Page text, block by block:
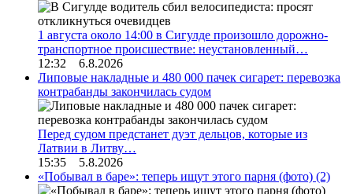
1 августа около 14:00 в Сигулде произошло дорожно-
транспортное происшествие: неустановленный…
12:32 6.8.2026
Липовые накладные и 480 000 пачек сигарет: перевозка
контрабанды закончилась судом
Перед судом предстанет дуэт дельцов, которые из
Латвии в Литву…
15:35 5.8.2026
«Побывал в баре»: теперь ищут этого парня (фото) (2)